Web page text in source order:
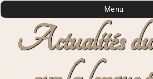
Actualités
Menu